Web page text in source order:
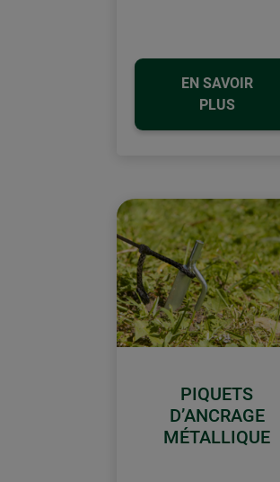
EN SAVOIR
PLUS
PIQUETS
D’ANCRAGE
MÉTALLIQUE